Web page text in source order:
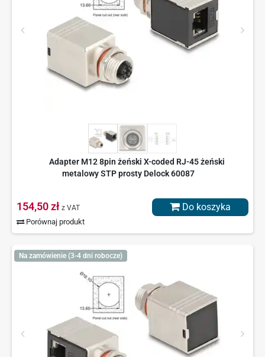
Adapter M12 8pin żeński X-coded RJ-45 żeński
metalowy STP prosty Delock 60087
154,50 zł z VAT
Porównaj produkt
Do koszyka
Na zamówienie (3-4 dni robocze)